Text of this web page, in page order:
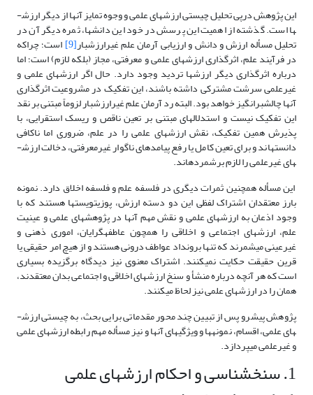
این پژوهش درپی تحلیل چیستی ارزش­های علمی و وجوه تمایز آنها از دیگر ارزش­
ها است. گذشته از اهمیت این پرسش در خود این دانش­ها، ثمره دیگر آن در
تحلیل مسأله ارزش و دانش و ارزیابی آرمان علم غیرارزش­بار[9] است؛ چراکه
در فرآیند علم، اثرگذاری ارزش­های علمی و معرفتی، مجاز (بلکه لازم) است؛ اما
درباره اثرگذاری دیگر ارزش­ها تردید وجود دارد. حال اگر ارزش­های علمی و
غیرعلمی سرشت مشترکی داشته باشند، این تفکیک در مشروعیت اثرگذاری
آنها چالش­برانگیز خواهد بود. البته رد آرمان علم غیرارزش­بار لزوماً مبتنی بر نقد
این تفکیک نیست و استدلال­های مبتنی بر تعین ناقص و ریسک استقرایی، با
پذیرش همین تفکیک، نقش ارزش­های علمی را در علم، ضروری اما ناکافی
دانسته­اند و برای تعین کامل یا رفع پیامدهای ناگوار غیرمعرفتی، دخالت ارزش­
های غیرعلمی را لازم برشمرده­اند.
این مسأله همچنین ثمرات دیگری در فلسفه علم و فلسفه اخلاق دارد. نمونه
بارز معتقدان اشتراک لفظی این دو دسته ارزش، پوزیتویست­ها هستند که با
وجود اذعان به ارزش­های علمی و نقش مهم آنها در پژوهش­های علمی و عینیت
علم، ارزش­های اجتماعی و اخلاقی را همچون عاطفه­گرایان، اموری ذهنی و
غیرعینی می­شمرند که تنها برون­داد عواطف درونی هستند و از هیچ امر حقیقی یا
قرین حقیقت حکایت نمی­کنند. اشتراک معنوی نیز دیدگاه برگزیده بسیاری
است که هر آنچه درباره منشأ و سنخ ارزش­های اخلاقی و اجتماعی بدان معتقدند،
همان را در ارزش­های علمی نیز لحاظ می­کنند.
پژوهش پیش­رو پس از تبیین چند محور مقدماتی برایی بحث، به چیستی ارزش­
های علمی، اقسام، نمونه­ها و ویژگی­های آنها و نیز مسأله مهم رابطه ارزش­های علمی
و غیرعلمی می­پردازد.
1. سنخ­شناسی و احکام ارزش­های علمی